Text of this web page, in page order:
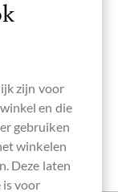
Chocoladerepen
zijn voor
en die
gebruiken
winkelen
Deze laten
is voor